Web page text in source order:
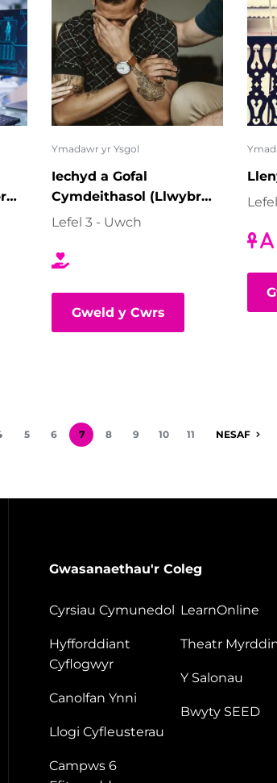
Ymadawr yr Ysgol
Iechyd a Gofal
Cymdeithasol (Llwybr
Seicoleg)
Lefel 3 - Uwch
Gweld y Cwrs
5 6 7 8 9 10 11 NESAF
Gwasanaethau'r Coleg
Cyrsiau Cymunedol
Hyfforddiant
Cyflogwyr
Canolfan Ynni
Llogi Cyfleusterau
Campws 6
LearnOnline
Theatr
Y Salonau
Bwyty SEED